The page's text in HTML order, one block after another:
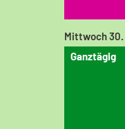
Mittwoch 30.
Ganztägig